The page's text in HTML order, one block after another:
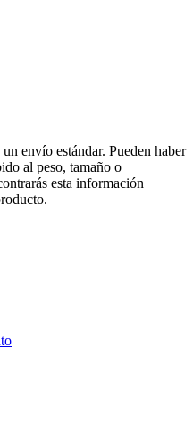
envío estándar. Pueden haber
al peso, tamaño o
esta información